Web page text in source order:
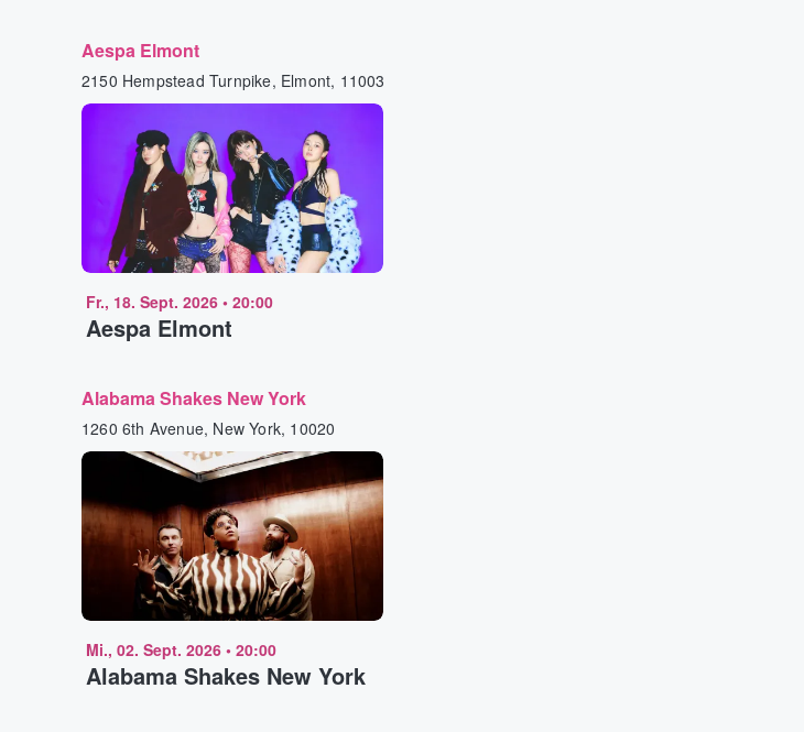
Aespa Elmont
2150 Hempstead Turnpike, Elmont, 11003
Fr., 18. Sept. 2026 • 20:00
Aespa Elmont
Alabama Shakes New York
1260 6th Avenue, New York, 10020
Mi., 02. Sept. 2026 • 20:00
Alabama Shakes New York